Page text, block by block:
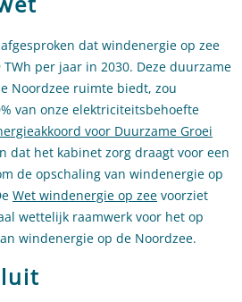
dat windenergie op zee
per jaar in 2030. Deze duurzame
Noordzee ruimte biedt, zou
van onze elektriciteitsbehoefte
voor Duurzame Groei
dat het kabinet zorg draagt voor een
de opschaling van windenergie op
Wet windenergie op zee voorziet
wettelijk raamwerk voor het op
windenergie op de Noordzee.